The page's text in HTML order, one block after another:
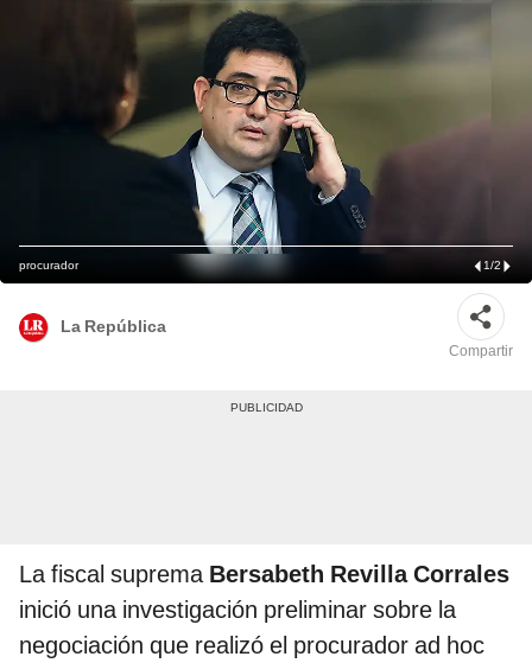
procurador 1/2
La República
Compartir
La fiscal suprema Bersabeth Revilla Corrales
inició una investigación preliminar sobre la
negociación que realizó el procurador ad hoc